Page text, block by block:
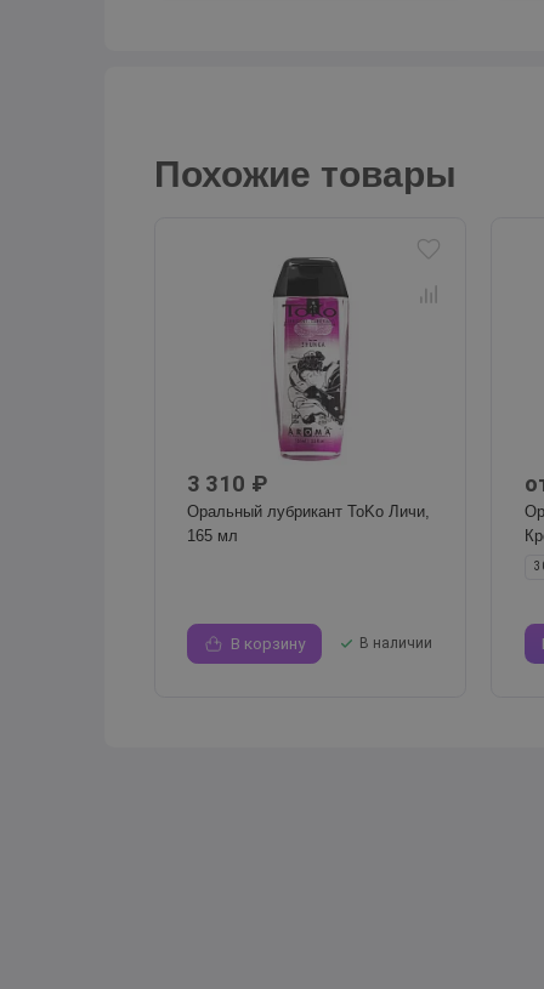
Похожие товары
3 310 ₽
Оральный лубрикант ToKo Личи,
165 мл
В корзину В наличии